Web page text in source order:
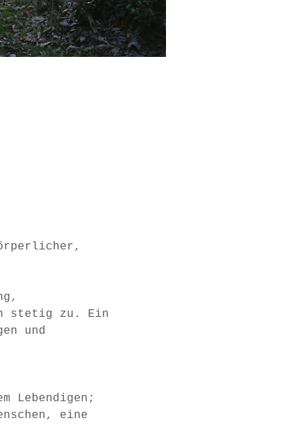
stetig zu. Ein
und
Lebendigen;
eine